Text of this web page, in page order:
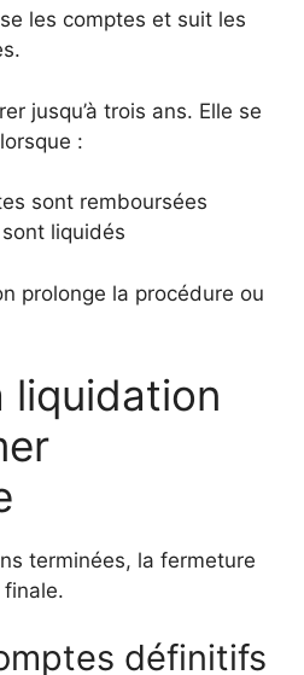
les comptes et suit les
jusqu’à trois ans. Elle se
:
sont remboursées
liquidés
prolonge la procédure ou
liquidation
terminées, la fermeture
définitifs